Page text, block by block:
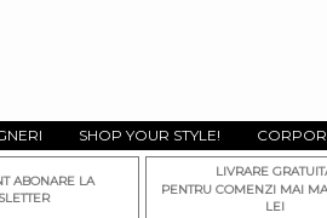
SHOP YOUR STYLE!
ABONARE LA
LIVRARE
PENTRU COMENZI MAI
LEI